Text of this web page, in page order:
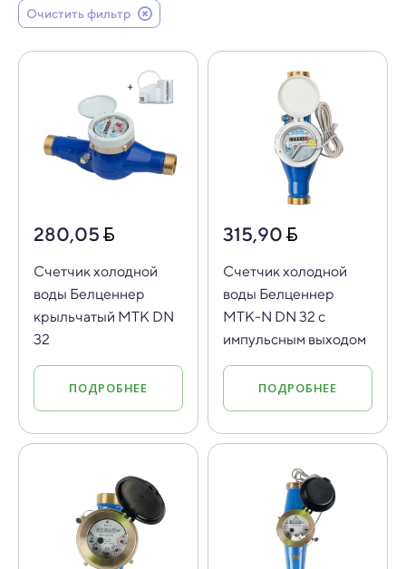
Очистить фильтр
280,05
Счетчик холодной
воды Белценнер
крыльчатый МТК DN
32
ПОДРОБНЕЕ
315,90
Счетчик холодной
воды Белценнер
МТК-N DN 32 с
импульсным выходом
ПОДРОБНЕЕ